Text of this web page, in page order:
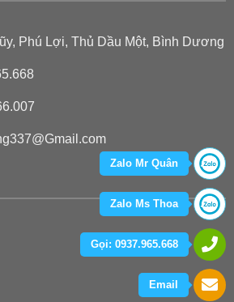
Phú Lợi, Thủ Dầu Một, Bình Dương
Zalo Mr Quân
Zalo Ms Thoa
Gọi: 0937.965.668
Email